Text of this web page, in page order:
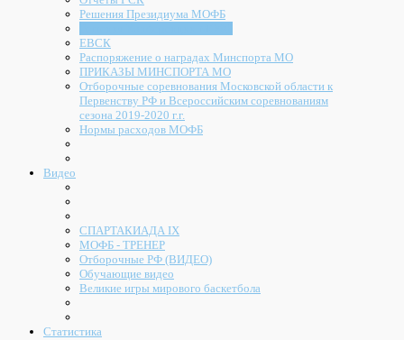
Решения Президиума МОФБ
ЕВСК
Распоряжение о наградах Минспорта МО
ПРИКАЗЫ МИНСПОРТА МО
Отборочные соревнования Московской области к
Первенству РФ и Всероссийским соревнованиям
сезона 2019-2020 г.г.
Нормы расходов МОФБ
Видео
СПАРТАКИАДА IX
МОФБ - ТРЕНЕР
Отборочные РФ (ВИДЕО)
Обучающие видео
Великие игры мирового баскетбола
Статистика